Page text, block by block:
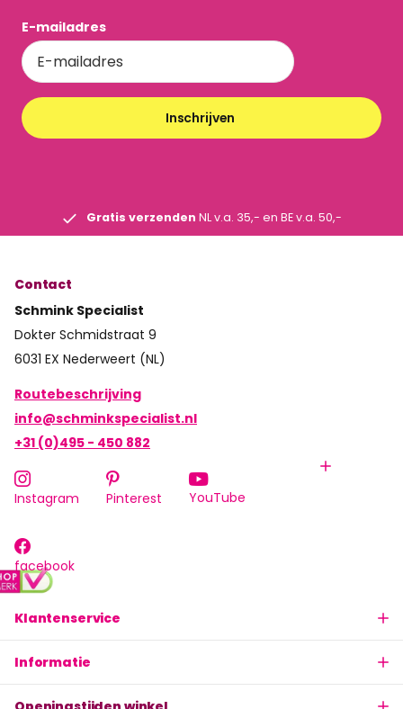
E-mailadres
Inschrijven
Gratis verzenden NL v.a. 35,- en BE v.a. 50,-
Klantenservice
Informatie
Contact
Schmink Specialist
Dokter Schmidstraat 9
6031 EX Nederweert (NL)
Routebeschrijving
info@schminkspecialist.nl
+31 (0)495 - 450 882
Instagram Pinterest YouTube
facebook